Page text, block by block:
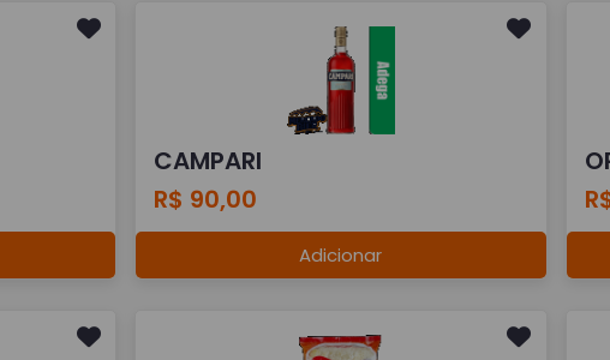
CAMPARI
R$ 90,00
Adicionar